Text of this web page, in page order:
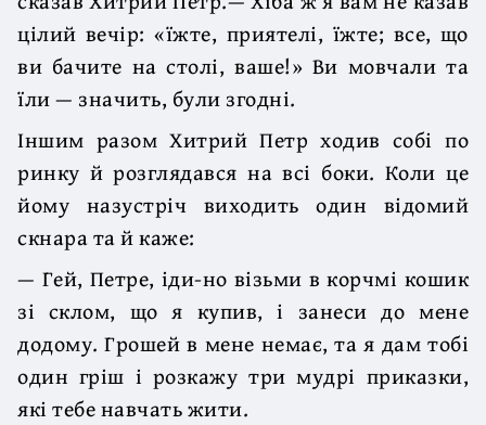
цілий вечір: «їжте, приятелі, їжте; все, що
ви бачите на столі, ваше!» Ви мовчали та
їли — значить, були згодні.
Іншим разом Хитрий Петр ходив собі по
ринку й розглядався на всі боки. Коли це
йому назустріч виходить один відомий
скнара та й каже:
— Гей, Петре, іди-но візьми в корчмі кошик
зі склом, що я купив, і занеси до мене
додому. Грошей в мене немає, та я дам тобі
один гріш і розкажу три мудрі приказки,
які тебе навчать жити.